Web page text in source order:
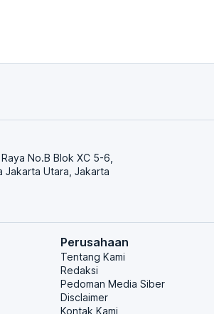
No.B Blok XC 5-6,
Jakarta Utara, Jakarta
Perusahaan
Tentang Kami
Redaksi
Pedoman Media Siber
Disclaimer
Kontak Kami